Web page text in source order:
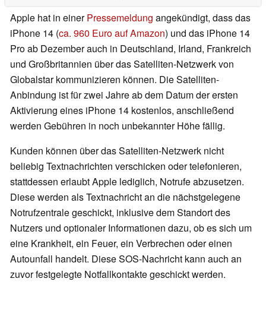
Apple hat in einerPressemeldung angekündigt, dass das
iPhone 14 (ca. 960 Euro auf Amazon) und das iPhone 14
Pro ab Dezember auch in Deutschland, Irland, Frankreich
und Großbritannien über das Satelliten-Netzwerk von
Globalstar kommunizieren können. Die Satelliten-
Anbindung ist für zwei Jahre ab dem Datum der ersten
Aktivierung eines iPhone 14 kostenlos, anschließend
werden Gebühren in noch unbekannter Höhe fällig.
Kunden können über das Satelliten-Netzwerk nicht
beliebig Textnachrichten verschicken oder telefonieren,
stattdessen erlaubt Apple lediglich, Notrufe abzusetzen.
Diese werden als Textnachricht an die nächstgelegene
Notrufzentrale geschickt, inklusive dem Standort des
Nutzers und optionaler Informationen dazu, ob es sich um
eine Krankheit, ein Feuer, ein Verbrechen oder einen
Autounfall handelt. Diese SOS-Nachricht kann auch an
zuvor festgelegte Notfallkontakte geschickt werden.